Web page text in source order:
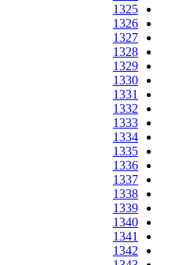
1325
1326
1327
1328
1329
1330
1331
1332
1333
1334
1335
1336
1337
1338
1339
1340
1341
1342